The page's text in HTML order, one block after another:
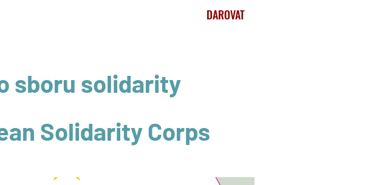
DAROVAT
sboru solidarity
Solidarity Corps